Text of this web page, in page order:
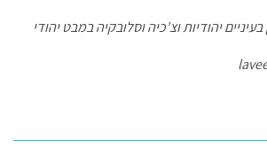
יהודיות וצ'כיה וסלובקיה במבט יהודי